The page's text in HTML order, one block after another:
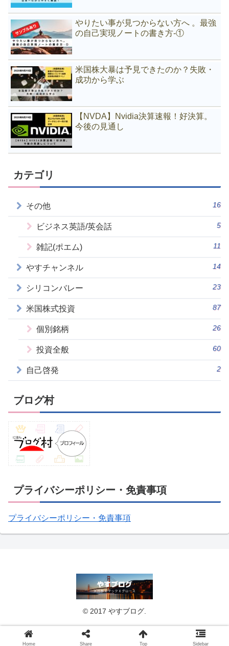
やりたい事が見つからない方へ 。最強
の自己実現ノートの書き方-①
米国株大暴は予見できたのか？失敗・
成功から学ぶ
【NVDA】Nvidia決算速報！好決算。
今後の見通し
カテゴリ
その他 16
ビジネス英語/英会話 5
雑記(ポエム) 11
やすチャンネル 14
シリコンバレー 23
米国株式投資 87
個別銘柄 26
投資全般 60
自己啓発 2
ブログ村
プライバシーポリシー・免責事項
プライバシーポリシー・免責事項
© 2017 やすブログ.
Home Share Top Sidebar